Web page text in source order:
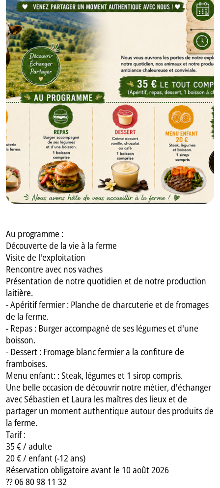
GB
IT
Au programme :
Découverte de la vie à la ferme
Visite de l'exploitation
Rencontre avec nos vaches
Présentation de notre quotidien et de notre production
laitière.
- Apéritif fermier : Planche de charcuterie et de fromages
de la ferme.
- Repas : Burger accompagné de ses légumes et d'une
boisson.
- Dessert : Fromage blanc fermier a la confiture de
framboises.
Menu enfant: : Steak, légumes et 1 sirop compris.
Une belle occasion de découvrir notre métier, d'échanger
avec Sébastien et Laura les maîtres des lieux et de
partager un moment authentique autour des produits de
la ferme.
Tarif :
35 € / adulte
20 € / enfant (-12 ans)
Réservation obligatoire avant le 10 août 2026
?? 06 80 98 11 32